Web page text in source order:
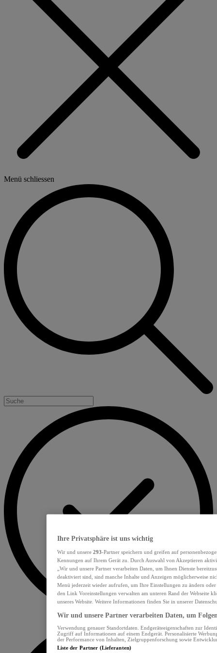
Menü schliessen
Ihre Privatsphäre ist uns wichtig
Wir und unsere 293-Partner speichern und greifen auf
Kennungen auf Ihrem Gerät zu. Durch Auswahl von Akzeptieren
„Wir und unsere Partner verarbeiten Daten, um Ihnen Dienste
deaktiviert sind, sind manche Inhalte und Anzeigen möglicherweise
Menü jederzeit wieder aufrufen, um Ihre Einstellungen zu ändern
den Link Voreinstellungen verwalten am unteren Rand der Webseite
unseres Website. Weitere Informationen finden Sie in unserer
Wir und unsere Partner verarbeiten Daten, um
Verwendung genauer Standortdaten. Endgeräteeigenschaften zur
Zugriff auf Informationen auf einem Endgerät. Personalisierte
der Performance von Inhalten, Zielgruppenforschung sowie
Liste der Partner (Lieferanten)